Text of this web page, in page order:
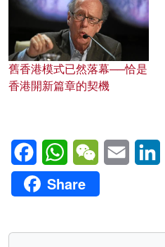
舊香港模式已然落幕──恰是
香港開新篇章的契機
FacebookWhatsAppWeChatEmail
Share